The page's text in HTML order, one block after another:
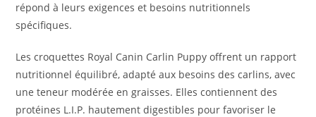
répond à leurs exigences et besoins nutritionnels
spécifiques.
Les croquettes Royal Canin Carlin Puppy offrent un rapport
nutritionnel équilibré, adapté aux besoins des carlins, avec
une teneur modérée en graisses. Elles contiennent des
protéines L.I.P. hautement digestibles pour favoriser le